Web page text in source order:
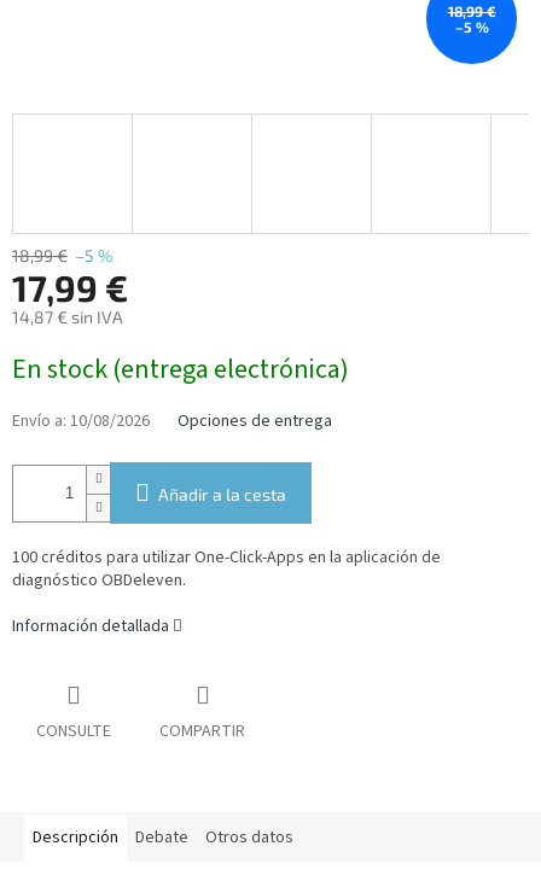
18,99 €
–5 %
18,99 € –5 %
17,99 €
14,87 € sin IVA
de
medida:
En stock (entrega electrónica)
Envío a: 10/08/2026 Opciones de entrega
Añadir a la cesta
100 créditos para utilizar One-Click-Apps en la aplicación de
diagnóstico OBDeleven.
Información detallada
CONSULTE COMPARTIR
Descripción Debate Otros datos